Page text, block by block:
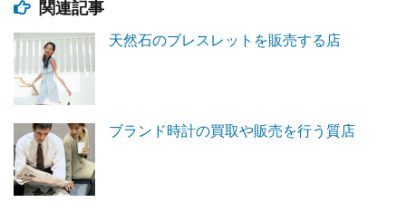
関連記事
天然石のブレスレットを販売する店
ブランド時計の買取や販売を行う質店